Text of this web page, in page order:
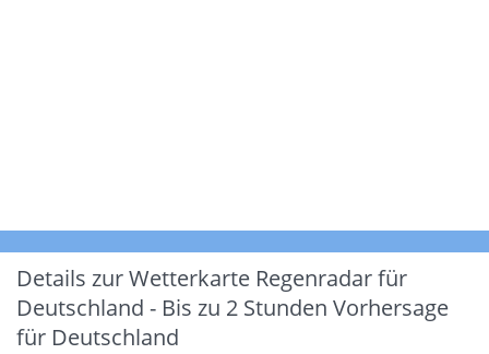
Details zur Wetterkarte Regenradar für
Deutschland - Bis zu 2 Stunden Vorhersage
für Deutschland